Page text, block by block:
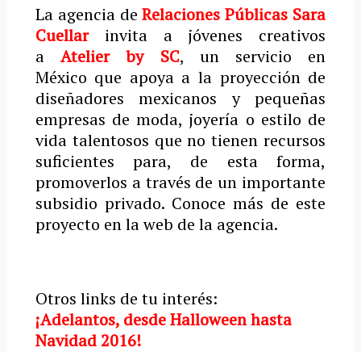
La agencia de Relaciones Públicas Sara
Cuellar
invita a jóvenes creativos
aAtelier by SC, un servicio en
México que apoya a la proyección de
diseñadores mexicanos y pequeñas
empresas de moda, joyería o estilo de
vida talentosos que no tienen recursos
suficientes para, de esta forma,
promoverlos a través de un importante
subsidio privado. Conoce más de este
proyecto en la web de la agencia.
Otros links de tu interés:
¡Adelantos, desde Halloween hasta
Navidad 2016!